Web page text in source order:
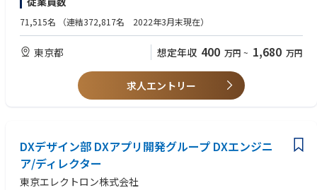
＜詳細＞
以下３職種を募集しております。以下、いずれかの業務を担当いただきま
す.
職種①DCMの製品企画、プロジェクトマネージメント
職種③DCMのミドルウェア、アプリケーションソフトウェアの開発、評価
＜WANT＞
・車載ECU企画、開発における要求仕様開発、製品評価のいずれかの経験
求仕様開発、製品評価のいずれかの経験
・通信モジュール、チップセット開発における要求仕様開発、ソフトウェ
ア開発、製品評価のいずれかの経験
・上記開発におけるチームリーダーもしくはマネージャー経験
＜MUST＞
・情報通信に関わるデバイスまたはシステムの製品企画、製品開発経験
・上記開発経験における要求仕様開発、製品評価のいずれかの経験
71,515名 （連結372,817名 2022年3月末現在）
東京都 想定年収 400 万円 ~ 1,680 万円
求人エントリー
DXデザイン部 DXアプリ開発グループ DXエンジニ
ア/ディレクター
東京エレクトロン株式会社